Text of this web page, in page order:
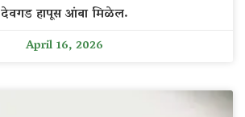
देवगड हापूस आंबा मिळेल.
April 16, 2026